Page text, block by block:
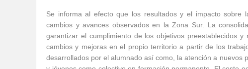
Se informa al efecto que los resultados y el impacto sobre
cambios y avances observados en la Zona Sur. La
garantizar el cumplimiento de los objetivos preestablecidos
cambios y mejoras en el propio territorio a partir de los
desarrollados por el alumnado así como, la atención a nuevos